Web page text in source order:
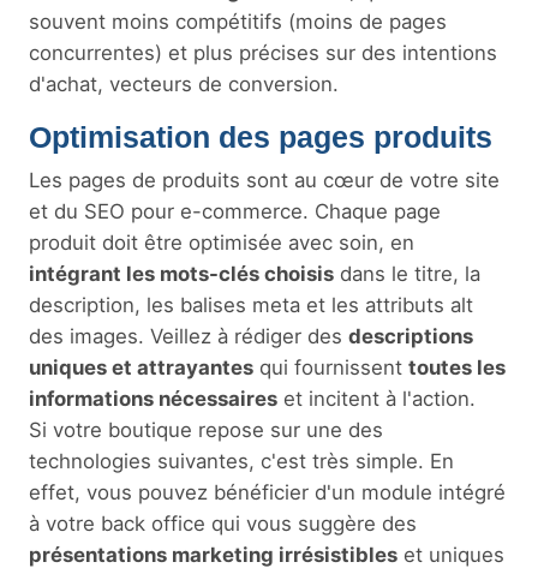
souvent moins compétitifs (moins de pages
concurrentes) et plus précises sur des intentions
d'achat, vecteurs de conversion.
Optimisation des pages produits
Les pages de produits sont au cœur de votre site
et du SEO pour e-commerce. Chaque page
produit doit être optimisée avec soin, en
intégrant les mots-clés choisis dans le titre, la
description, les balises meta et les attributs alt
des images. Veillez à rédiger des descriptions
uniques et attrayantes qui fournissent toutes les
informations nécessaires et incitent à l'action.
Si votre boutique repose sur une des
technologies suivantes, c'est très simple. En
effet, vous pouvez bénéficier d'un module intégré
à votre back office qui vous suggère des
présentations marketing irrésistibles et uniques